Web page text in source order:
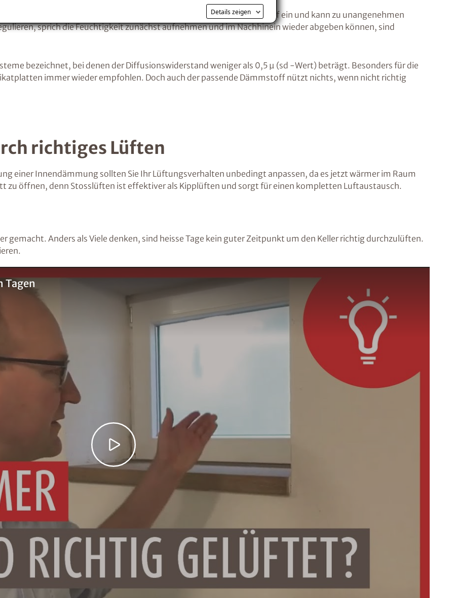
Details zeigen
wird produziert. Die Feuchtigkeit dringt in den Dämmstoff ein und kann zu unangenehmen
sprich die Feuchtigkeit zunächst aufnehmen und im Nachhinein wieder abgeben können, sind
bezeichnet, bei denen der Diffusionswiderstand weniger als 0,5 µ (sd -Wert) beträgt. Besonders für die
immer wieder empfohlen. Doch auch der passende Dämmstoff nützt nichts, wenn nicht richtig
richtiges Lüften
einer Innendämmung sollten Sie Ihr Lüftungsverhalten unbedingt anpassen, da es jetzt wärmer im Raum
zu öffnen, denn Stosslüften ist effektiver als Kipplüften und sorgt für einen kompletten Luftaustausch.
gemacht. Anders als Viele denken, sind heisse Tage kein guter Zeitpunkt um den Keller richtig durchzulüften.
Tagen